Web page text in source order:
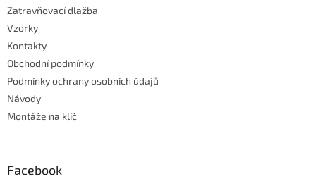
Zatravňovací dlažba
Vzorky
Kontakty
Obchodní podmínky
Podmínky ochrany osobních údajů
Návody
Montáže na klíč
Facebook